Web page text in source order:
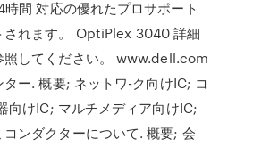
間 対応の優れたプロサポート
されます。 OptiPlex 3040 詳細
照してください。 www.dell.com
ー. 概要; ネットワ-ク向けIC; コ
向けIC; マルチメディア向けIC;
コンダクターについて. 概要; 会